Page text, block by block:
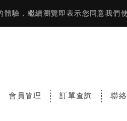
驗，繼續瀏覽即表示您同意我們
會員管理 訂單查詢 聯